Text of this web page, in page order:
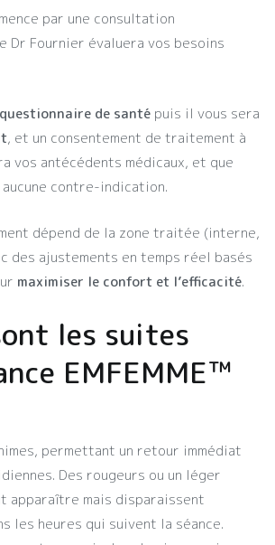
par une consultation
Dr Fournier évaluera vos besoins
questionnaire de santé puis il vous sera
, et un consentement de traitement à
vos antécédents médicaux, et que
contre-indication.
dépend de la zone traitée (interne,
des ajustements en temps réel basés
maximiser le confort et l’efficacité.
les suites
EMFEMME™
permettant un retour immédiat
Des rougeurs ou un léger
apparaître mais disparaissent
les heures qui suivent la séance.